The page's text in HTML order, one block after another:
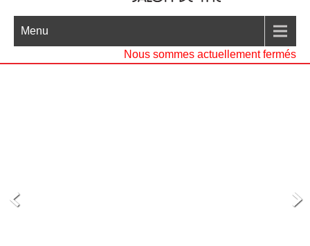
Menu
Nous sommes actuellement fermés